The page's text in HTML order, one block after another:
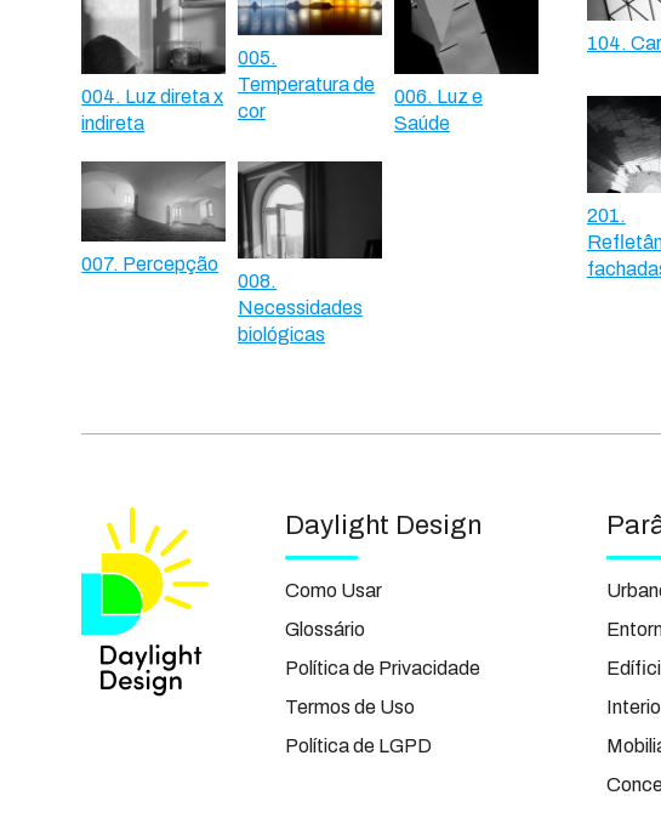
004. Luz direta x
indireta
005.
Temperatura de
cor
006. Luz e
Saúde
007. Percepção
008.
Necessidades
biológicas
104.
201.
Daylight Design
Como Usar
Glossário
Política de Privacidade
Termos de Uso
Política de LGPD